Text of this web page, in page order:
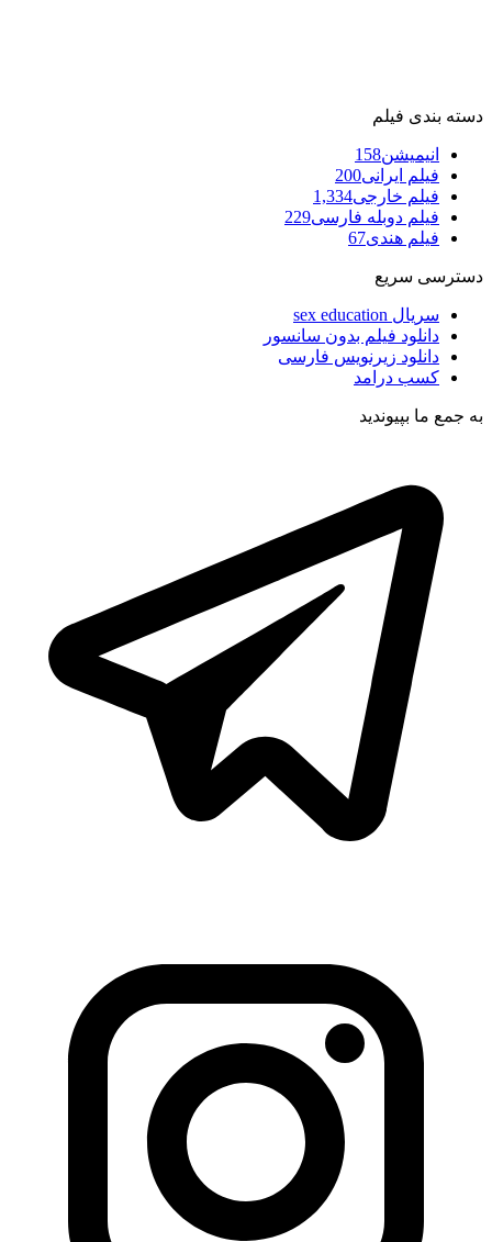
دسته بندی فیلم
انیمیشن158
فیلم ایرانی200
فیلم خارجی1,334
فیلم دوبله فارسی229
فیلم هندی67
دسترسی سریع
سریال sex education
دانلود فیلم بدون سانسور
دانلود زیرنویس فارسی
کسب درامد
به جمع ما بپیوندید